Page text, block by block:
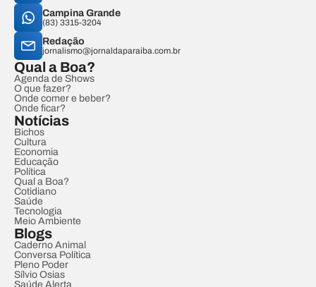
Campina Grande
(83) 3315-3204
Redação
jornalismo@jornaldaparaiba.com.br
Qual a Boa?
Agenda de Shows
O que fazer?
Onde comer e beber?
Onde ficar?
Notícias
Bichos
Cultura
Economia
Educação
Política
Qual a Boa?
Cotidiano
Saúde
Tecnologia
Meio Ambiente
Blogs
Caderno Animal
Conversa Política
Pleno Poder
Sílvio Osias
Saúde Alerta